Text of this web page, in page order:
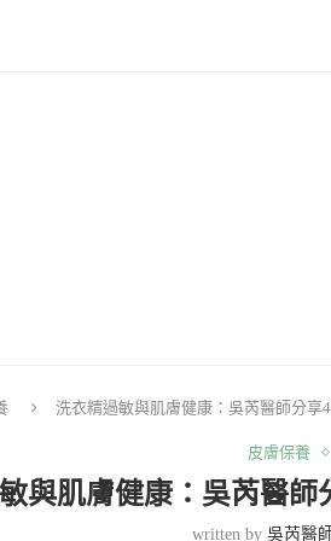
洗衣精過敏與肌膚健康：吳芮醫師分享
皮膚保養
與肌膚健康：吳芮醫師
written by吳芮醫